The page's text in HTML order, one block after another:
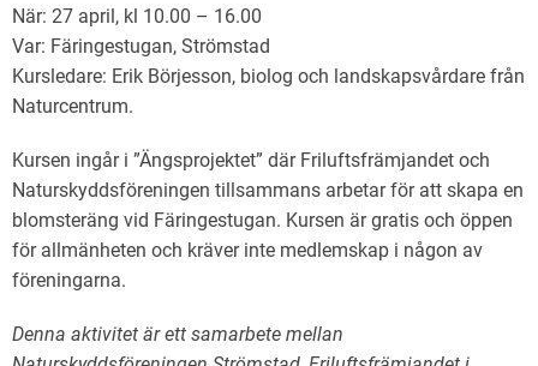
När: 27 april, kl 10.00 – 16.00
Var: Färingestugan, Strömstad
Kursledare: Erik Börjesson, biolog och landskapsvårdare från
Naturcentrum.
Kursen ingår i ”Ängsprojektet” där Friluftsfrämjandet och
Naturskyddsföreningen tillsammans arbetar för att skapa en
blomsteräng vid Färingestugan. Kursen är gratis och öppen
för allmänheten och kräver inte medlemskap i någon av
föreningarna.
Denna aktivitet är ett samarbete mellan